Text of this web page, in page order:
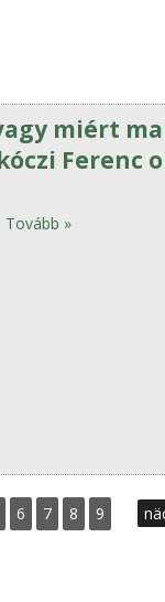
miért
Ferenc
Tovább »
6 7 8 9